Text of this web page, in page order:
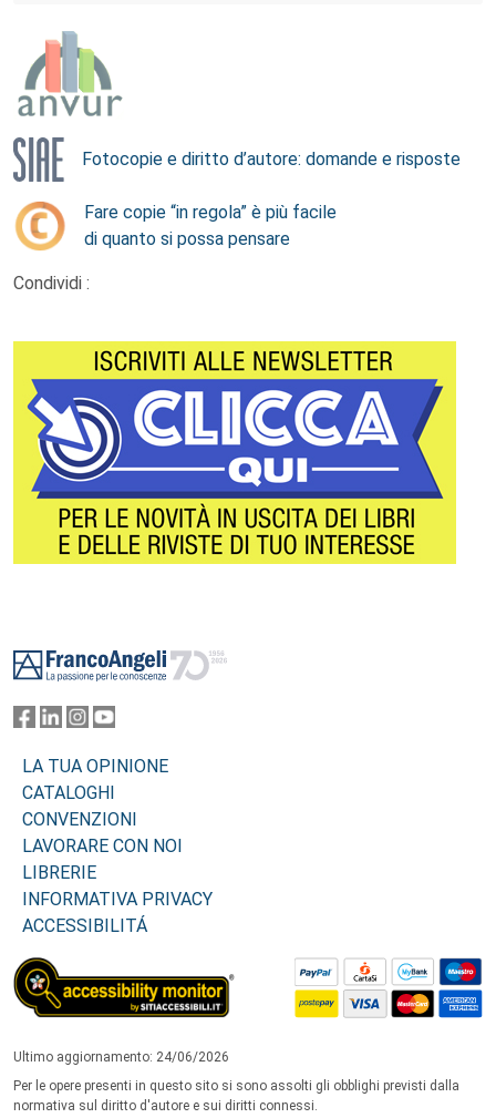
Fotocopie e diritto d’autore: domande e risposte
Fare copie “in regola” è più facile
di quanto si possa pensare
Condividi :
LA TUA OPINIONE
CATALOGHI
CONVENZIONI
LAVORARE CON NOI
LIBRERIE
INFORMATIVA PRIVACY
ACCESSIBILITÁ
Ultimo aggiornamento: 24/06/2026
Per le opere presenti in questo sito si sono assolti gli obblighi previsti dalla
normativa sul diritto d'autore e sui diritti connessi.